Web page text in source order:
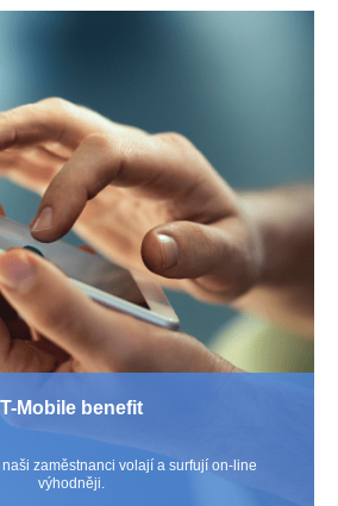
T-Mobile benefit
zaměstnanci volají a surfují on-line
výhodněji.